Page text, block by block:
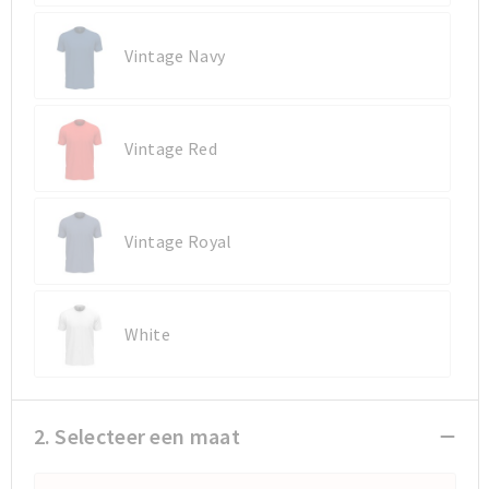
Sporttassen
Documententassen
Heuptassen
Sporttassen
Documententassen
Heuptassen
Vintage Navy
Vintage Red
Vintage Royal
White
2. Selecteer een maat